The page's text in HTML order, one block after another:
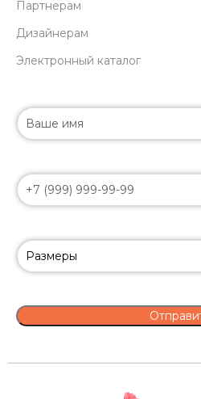
Партнерам
Дизайнерам
Электронный каталог